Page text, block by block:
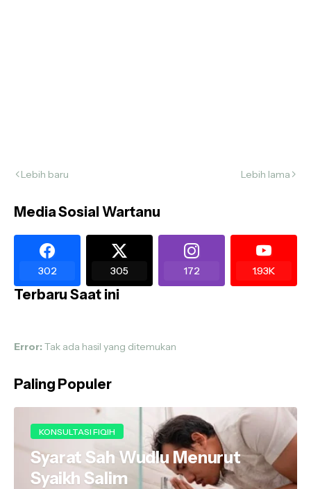
Lebih baru Lebih lama
Media Sosial Wartanu
302 305 172 1.93K
Terbaru Saat ini
Error: Tak ada hasil yang ditemukan
Paling Populer
KONSULTASI FIQIH
Syarat Sah Wudlu Menurut
Syaikh Salim